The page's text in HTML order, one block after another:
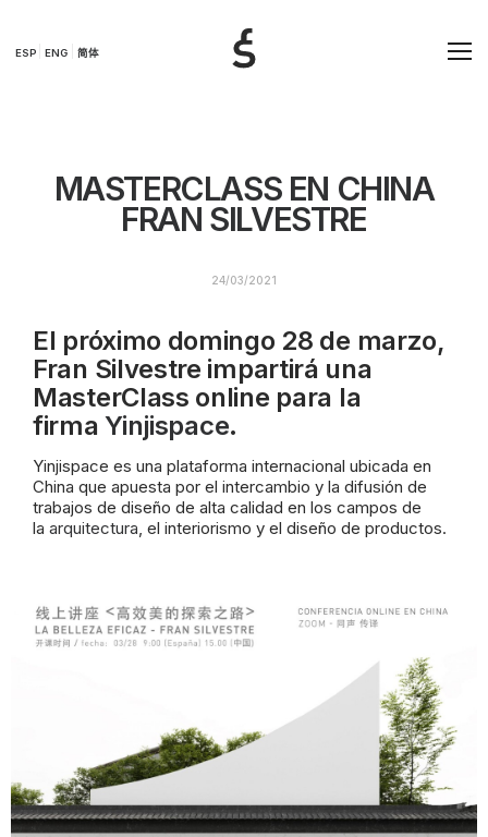
ESP ENG 简体
MASTERCLASS EN CHINA
FRAN SILVESTRE
24/03/2021
El próximo domingo 28 de marzo,
Fran Silvestre impartirá una
MasterClass online para la
firmaYinjispace.
Yinjispace es una plataforma internacional ubicada en
China que apuesta por el intercambio y la difusión de
trabajos de diseño de alta calidad en los campos de
la arquitectura, el interiorismo y el diseño de productos.